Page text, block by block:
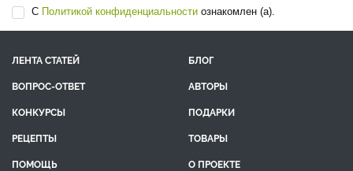
С Политикой конфиденциальности ознакомлен (а).
ЛЕНТА СТАТЕЙ
БЛОГ
ВОПРОС-ОТВЕТ
АВТОРЫ
КОНКУРСЫ
ПОДАРКИ
РЕЦЕПТЫ
ТОВАРЫ
ПОМОЩЬ
О ПРОЕКТЕ